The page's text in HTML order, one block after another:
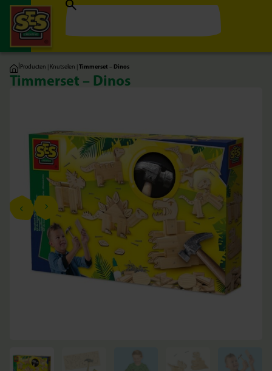
|Producten | Knutselen |Timmerset – Dinos
Timmerset – Dinos